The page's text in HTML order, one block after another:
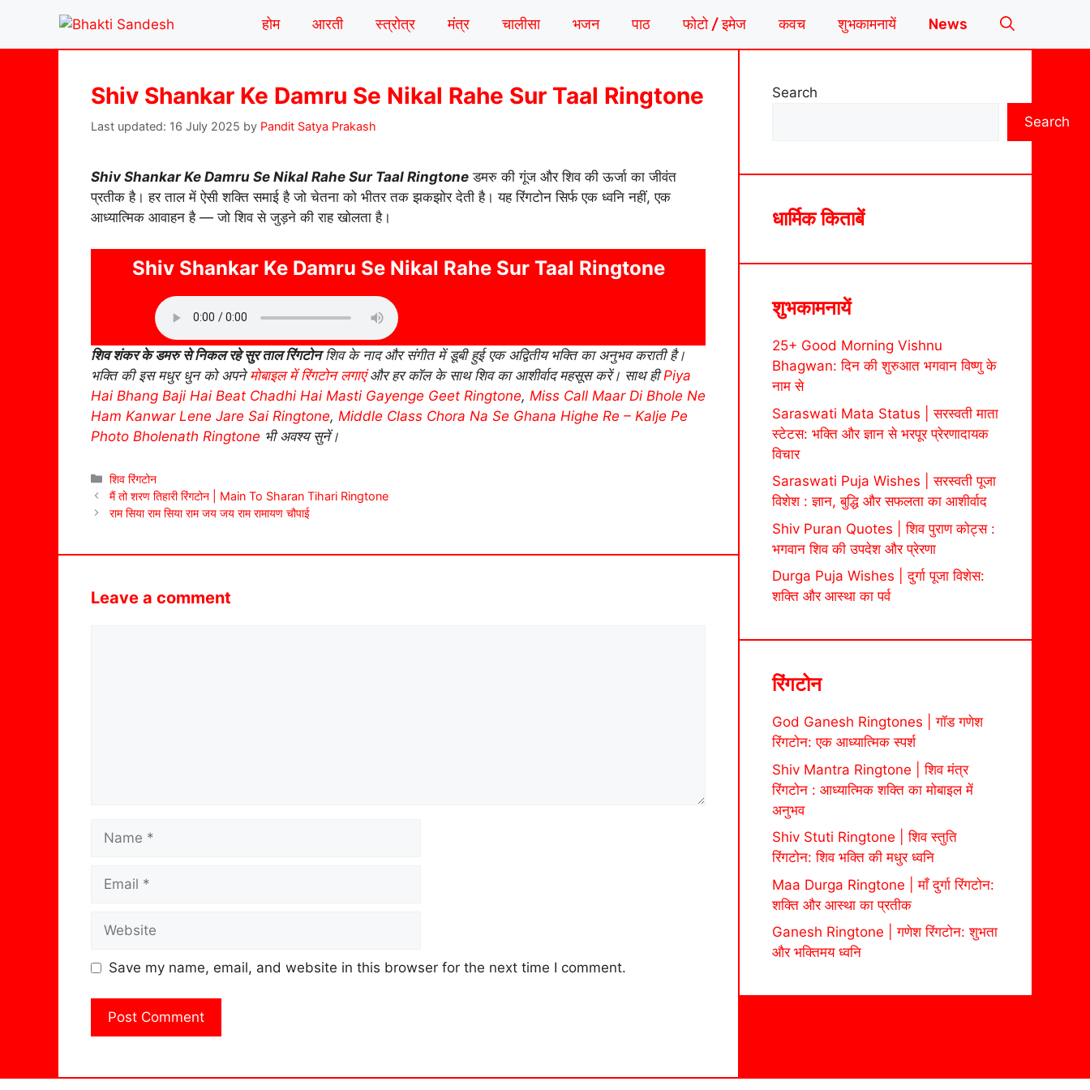
content
होम आरती स्त्रोत्र मंत्र चालीसा भजन पाठ फोटो / इमेज कवच शुभकामनायें News
Shiv Shankar Ke Damru Se Nikal Rahe Sur Taal Ringtone
16 July 2025 by Pandit Satya Prakash
Shiv Shankar Ke Damru Se Nikal Rahe Sur Taal Ringtone डमरु की गूंज और शिव की ऊर्जा का जीवंत
प्रतीक है। हर ताल में ऐसी शक्ति समाई है जो चेतना को भीतर तक झकझोर देती है। यह रिंगटोन सिर्फ एक ध्वनि नहीं, एक
आध्यात्मिक आवाहन है — जो शिव से जुड़ने की राह खोलता है।
Shiv Shankar Ke Damru Se Nikal Rahe Sur Taal Ringtone
शिव शंकर के डमरु से निकल रहे सुर ताल रिंगटोनशिव के नाद और संगीत में डूबी हुई एक अद्वितीय भक्ति का अनुभव कराती है।
भक्ति की इस मधुर धुन को अपनेमोबाइल में रिंगटोन लगाएंऔर हर कॉल के साथ शिव का आशीर्वाद महसूस करें। साथ हीPiya
Hai Bhang Baji Hai Beat Chadhi Hai Masti Gayenge Geet Ringtone, Miss Call Maar Di Bhole Ne
Ham Kanwar Lene Jare Sai Ringtone, Middle Class Chora Na Se Ghana Highe Re – Kalje Pe
Photo Bholenath Ringtone भी अवश्य सुनें।
Categories
शिव रिंगटोन
मैं तो शरण तिहारी रिंगटोन | Main To Sharan Tihari Ringtone
राम सिया राम सिया राम जय जय राम रामायण चौपाई
Leave a comment
Save my name, email, and website in this browser for the next time I comment.
Search
Search
धार्मिक किताबें
शुभकामनायें
25+ Good Morning Vishnu
Bhagwan: दिन की शुरुआत भगवान विष्णु के
नाम से
Saraswati Mata Status | सरस्वती माता
स्टेटस: भक्ति और ज्ञान से भरपूर प्रेरणादायक
विचार
Saraswati Puja Wishes | सरस्वती पूजा
विशेश : ज्ञान, बुद्धि और सफलता का आशीर्वाद
Shiv Puran Quotes | शिव पुराण कोट्स :
भगवान शिव की उपदेश और प्रेरणा
Durga Puja Wishes | दुर्गा पूजा विशेस:
शक्ति और आस्था का पर्व
रिंगटोन
God Ganesh Ringtones | गॉड गणेश
रिंगटोन: एक आध्यात्मिक स्पर्श
Shiv Mantra Ringtone | शिव मंत्र
रिंगटोन : आध्यात्मिक शक्ति का मोबाइल में
अनुभव
Shiv Stuti Ringtone | शिव स्तुति
रिंगटोन: शिव भक्ति की मधुर ध्वनि
Maa Durga Ringtone | माँ दुर्गा रिंगटोन:
शक्ति और आस्था का प्रतीक
Ganesh Ringtone | गणेश रिंगटोन: शुभता
और भक्तिमय ध्वनि